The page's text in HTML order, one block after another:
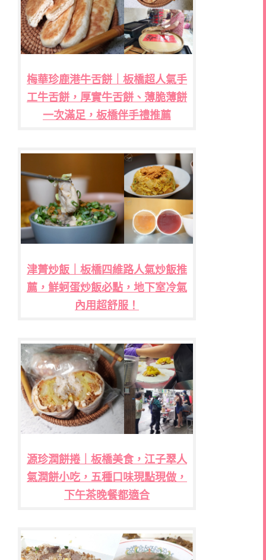
梅華珍鹿港牛舌餅｜板橋超人氣手
工牛舌餅，厚實牛舌餅、薄脆薄餅
一次滿足，板橋伴手禮推薦
津菁炒飯｜板橋四維路人氣炒飯推
薦，鮮蚵蛋炒飯必點，地下室冷氣
內用超舒服！
源珍潤餅捲｜板橋美食，江子翠人
氣潤餅小吃，五種口味現點現做，
下午茶晚餐都適合